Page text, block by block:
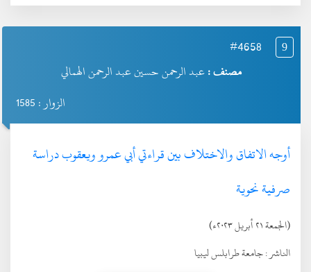
9
#4658
مصنف :عبد الرحمن حسين عبد الرحمن الهمالي
الزوار : 1585
أوجه الاتفاق والاختلاف بين قراءتي أبي عمرو ويعقوب دراسة
صرفية نحوية
(الجمعة ٢١ أبريل ٢٠٢٣ء)
الناشر :جامعة طرابلس ليبيا